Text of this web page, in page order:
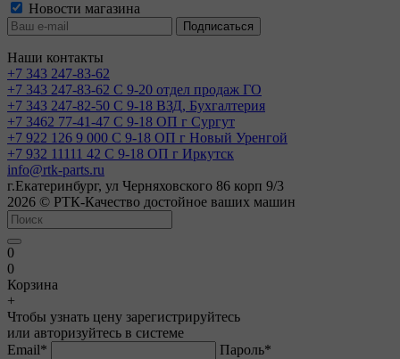
Новости магазина
Наши контакты
+7 343 247-83-62
+7 343 247-83-62 С 9-20 отдел продаж ГО
+7 343 247-82-50 С 9-18 ВЗД, Бухгалтерия
+7 3462 77-41-47 С 9-18 ОП г Сургут
+7 922 126 9 000 С 9-18 ОП г Новый Уренгой
+7 932 11111 42 С 9-18 ОП г Иркутск
info@rtk-parts.ru
г.Екатеринбург, ул Черняховского 86 корп 9/3
2026 © РТК-Качество достойное ваших машин
0
0
Корзина
+
Чтобы узнать цену зарегистрируйтесь
или авторизуйтесь в системе
Email* Пароль*